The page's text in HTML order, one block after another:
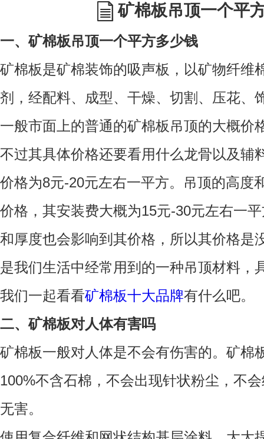
矿棉板吊顶一个平
一、矿棉板吊顶一个平方多少钱
矿棉板是矿棉装饰的吸声板，以矿物纤维
剂，经配料、成型、干燥、切割、压花、
一般市面上的普通的矿棉板吊顶的大概价
不过其具体价格还要看用什么龙骨以及辅
价格为8元-20元左右一平方。吊顶的高度
价格，其安装费大概为15元-30元左右一
和厚度也会影响到其价格，所以其价格是
是我们生活中经常用到的一种吊顶材料，
我们一起看看矿棉板十大品牌有什么吧。
二、矿棉板对人体有害吗
矿棉板一般对人体是不会有伤害的。矿棉
100%不含石棉，不会出现针状粉尘，不
无害。